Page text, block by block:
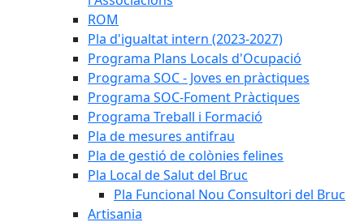
ROM
Pla d'igualtat intern (2023-2027)
Programa Plans Locals d'Ocupació
Programa SOC - Joves en pràctiques
Programa SOC-Foment Pràctiques
Programa Treball i Formació
Pla de mesures antifrau
Pla de gestió de colònies felines
Pla Local de Salut del Bruc
Pla Funcional Nou Consultori del Bruc
Artisania